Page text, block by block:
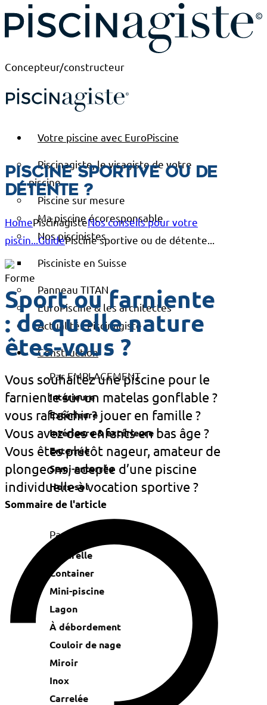
Concepteur/constructeur
Votre piscine avec EuroPiscine
Piscinagiste, le visagiste de votre
piscine
Piscine sur mesure
Ma piscine écoresponsable
Nos piscinistes
Pisciniste en Suisse
Panneau TITAN
EuroPiscine & les architectes
Actualités Piscinagiste
Construction
Par EMPLACEMENT
Intérieure
Extérieure
Intérieure & extérieure
Enterrée
Semi-enterrée
Hors-sol
Par TYPE DE PISCINE
Naturelle
Container
Mini-piscine
Lagon
À débordement
Couloir de nage
Miroir
Inox
Carrelée
Piscine sportive ou de
détente ?
HomePiscinagisteNos conseils pour votre
piscin... GuidePiscine sportive ou de détente...
Sport ou farniente
: de quelle nature
êtes-vous ?
Vous souhaitez une piscine pour le
farniente sur un matelas gonflable ?
vous rafraîchir ? jouer en famille ?
Vous avez des enfants en bas âge ?
Vous êtes plutôt nageur, amateur de
plongeons, adepte d’une piscine
individuelle à vocation sportive ?
Sommaire de l'article